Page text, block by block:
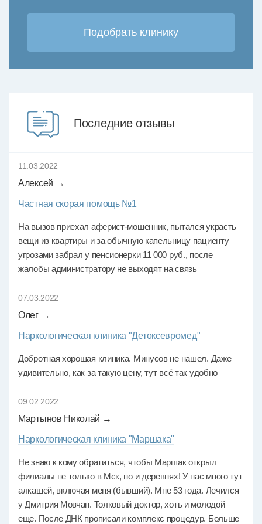
Последние отзывы
11.03.2022
Алексей →
Частная скорая помощь №1
На вызов приехал аферист-мошенник, пытался украсть
вещи из квартиры и за обычную капельницу пациенту
угрозами забрал у пенсионерки 11 000 руб., после
жалобы администратору не выходят на связь
07.03.2022
Олег →
Наркологическая клиника "Детоксевромед"
Добротная хорошая клиника. Минусов не нашел. Даже
удивительно, как за такую цену, тут всё так удобно
09.02.2022
Мартынов Николай →
Наркологическая клиника "Маршака"
Не знаю к кому обратиться, чтобы Маршак открыл
филиалы не только в Мск, но и деревнях! У нас много тут
алкашей, включая меня (бывший). Мне 53 года. Лечился
у Дмитрия Мовчан. Толковый доктор, хоть и молодой
еще. После ДНК прописали комплекс процедур. Больше